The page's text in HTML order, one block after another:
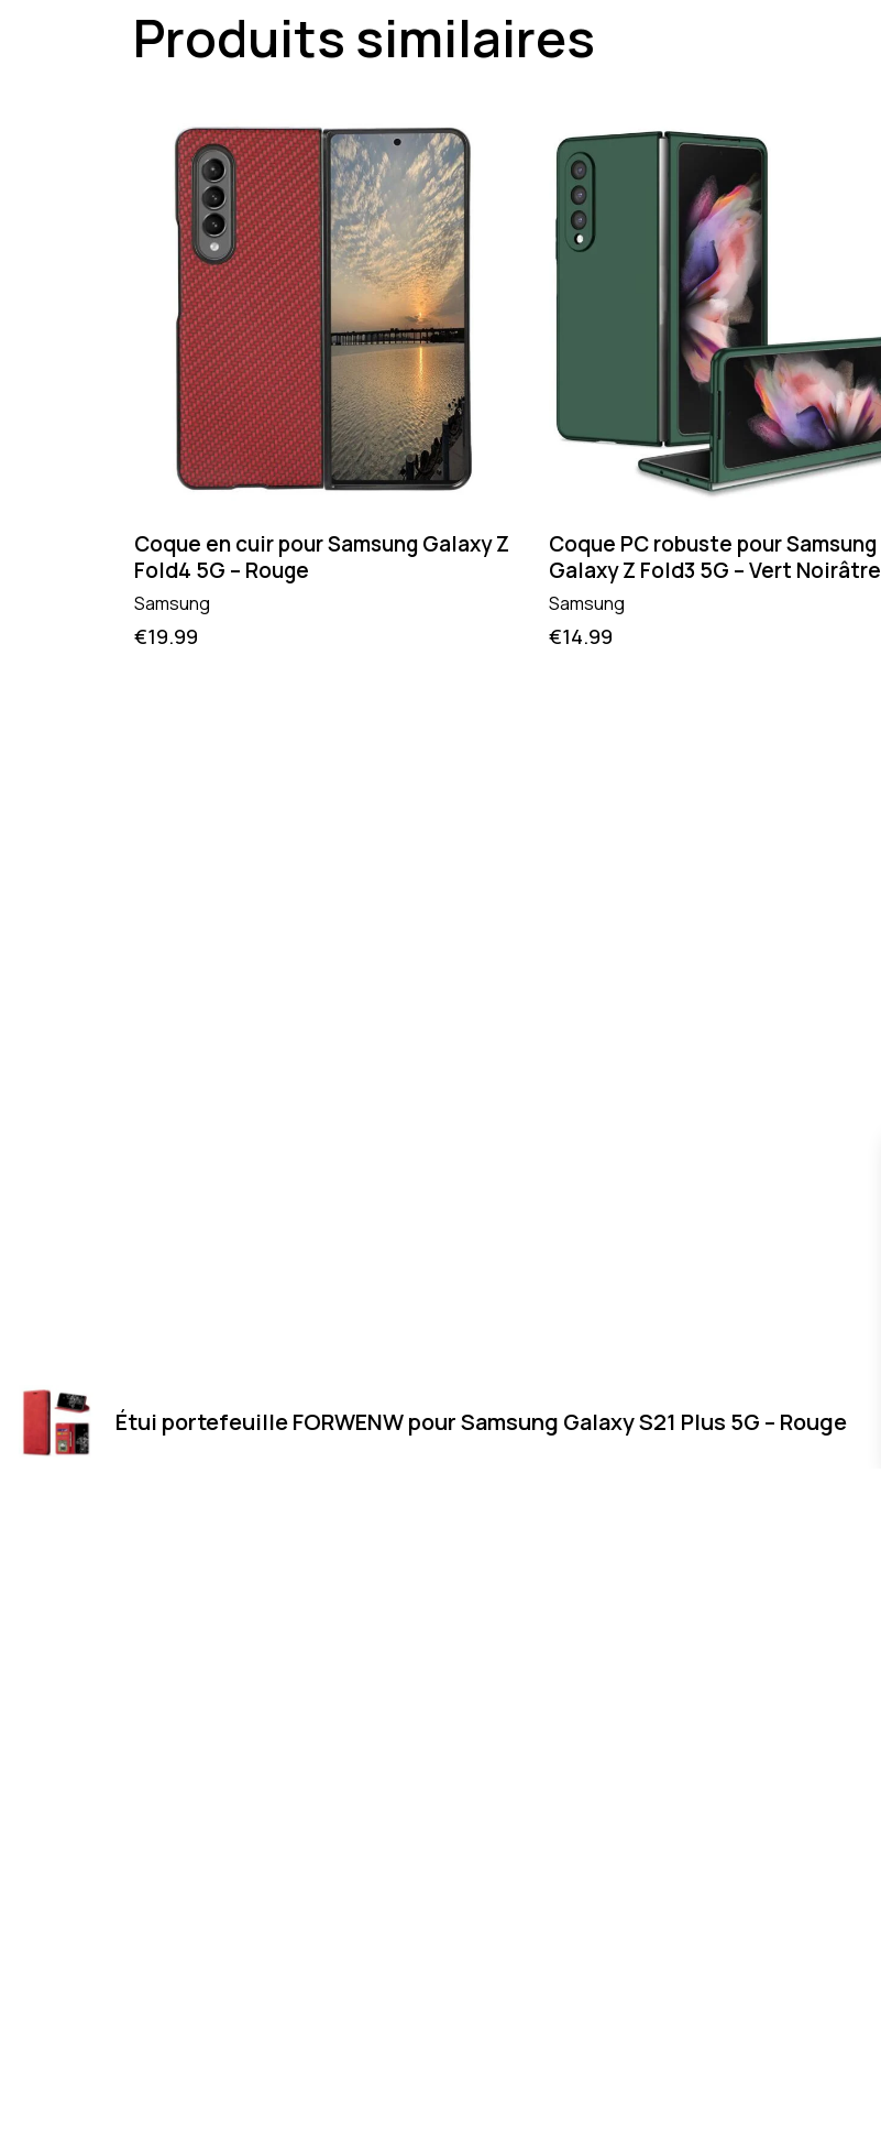
Produits similaires
Coque en cuir pour Samsung Galaxy Z
Fold4 5G – Rouge
Samsung
€19.99
Coque PC robuste pour Samsung
Galaxy Z Fold3 5G – Vert Noirâtre
Samsung
€14.99
Étui portefeuille FORWENW pour Samsung Galaxy S21 Plus 5G – Rouge